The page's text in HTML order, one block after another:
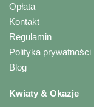
Opłata
Kontakt
Regulamin
Polityka prywatności
Blog
Kwiaty & Okazje